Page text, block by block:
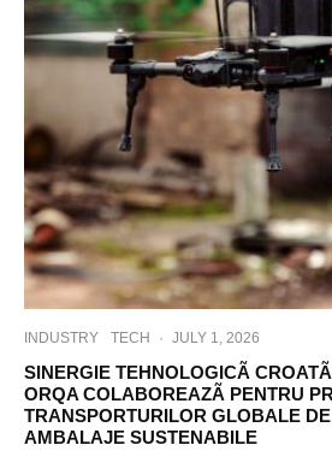
INDUSTRY TECH · JULY 1, 2026
SINERGIE TEHNOLOGICÃ
ORQA COLABOREAZÃ PENTRU
TRANSPORTURILOR GLOBALE
AMBALAJE SUSTENABILE